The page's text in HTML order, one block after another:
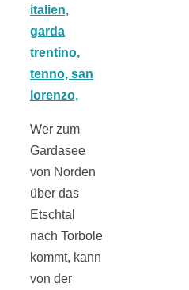
Wer zum
Gardasee
von Norden
über das
Etschtal
nach Torbole
kommt, kann
von der